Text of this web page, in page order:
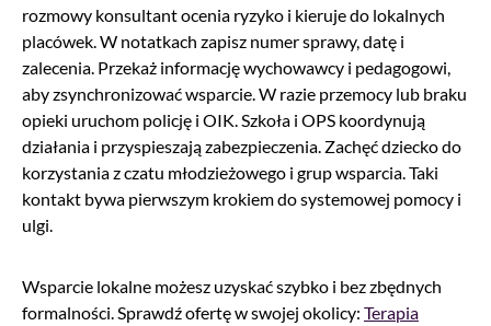
rozmowy konsultant ocenia ryzyko i kieruje do lokalnych
placówek. W notatkach zapisz numer sprawy, datę i
zalecenia. Przekaż informację wychowawcy i pedagogowi,
aby zsynchronizować wsparcie. W razie przemocy lub braku
opieki uruchom policję i OIK. Szkoła i OPS koordynują
działania i przyspieszają zabezpieczenia. Zachęć dziecko do
korzystania z czatu młodzieżowego i grup wsparcia. Taki
kontakt bywa pierwszym krokiem do systemowej pomocy i
ulgi.
Wsparcie lokalne możesz uzyskać szybko i bez zbędnych
formalności. Sprawdź ofertę w swojej okolicy: Terapia